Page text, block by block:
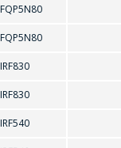
FQP5N80
FQP5N80
IRF830
IRF830
IRF540
ОФОРМИТЬ ЗАКАЗ
для юридических лиц
и ИП.
Продажи физическим
лицам
ЗАДАТЬ ВОПРОС
СОТРУДНИКИ